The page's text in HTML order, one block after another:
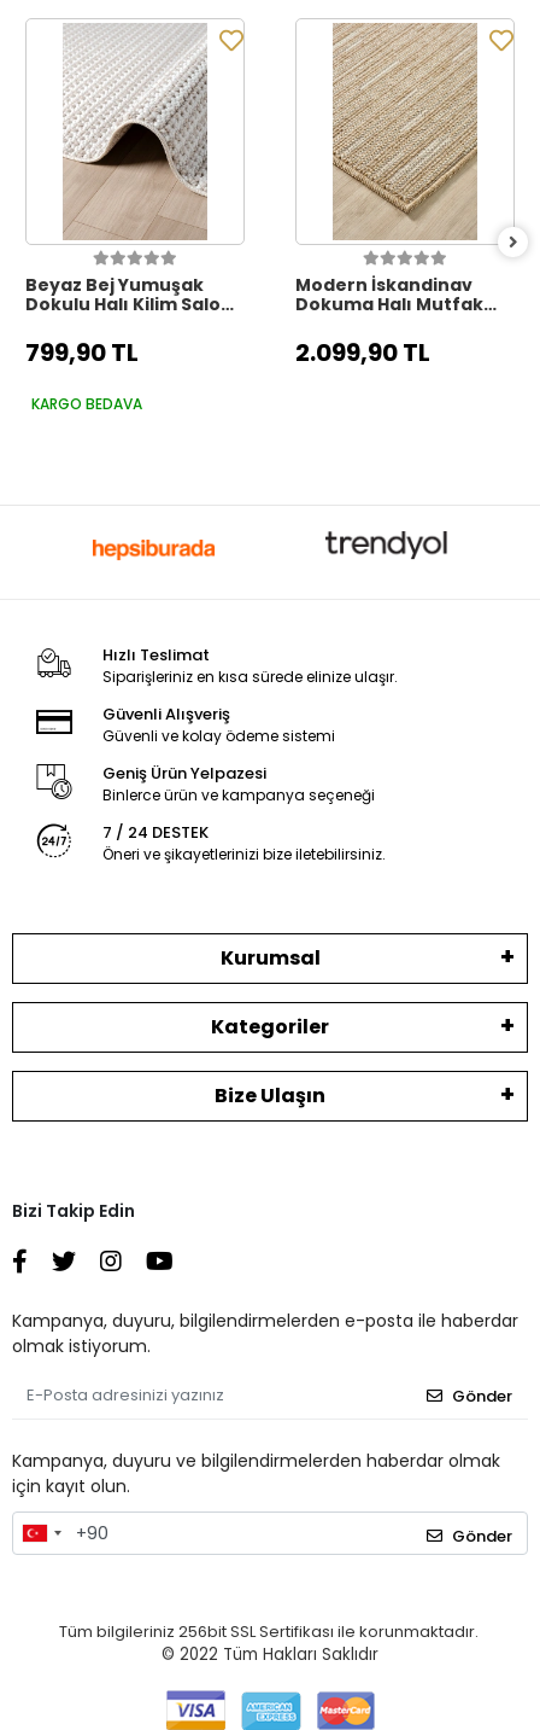
Beyaz Bej Yumuşak
Dokulu Halı Kilim Salon
Dokuma Makine Halısı
006
799,90 TL
KARGO BEDAVA
Modern İskandinav
Dokuma Halı Mutfak
Oturma Odası Balkon
Halısı 6
2.099,90 TL
Hızlı Teslimat
Siparişleriniz en kısa sürede elinize ulaşır.
Güvenli Alışveriş
Güvenli ve kolay ödeme sistemi
Geniş Ürün Yelpazesi
Binlerce ürün ve kampanya seçeneği
7 / 24 DESTEK
Öneri ve şikayetlerinizi bize iletebilirsiniz.
Kurumsal
Kategoriler
Bize Ulaşın
Bizi Takip Edin
Kampanya, duyuru, bilgilendirmelerden e-posta ile haberdar
olmak istiyorum.
Gönder
Kampanya, duyuru ve bilgilendirmelerden haberdar olmak
için kayıt olun.
Gönder
Tüm bilgileriniz 256bit SSL Sertifikası ile korunmaktadır.
© 2022 Tüm Hakları Saklıdır